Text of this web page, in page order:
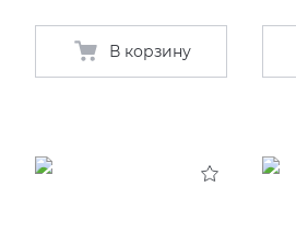
ГРАНИТЕЯ В корзину